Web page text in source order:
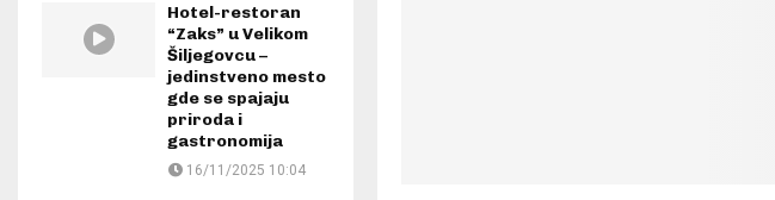
Hotel-restoran
“Zaks” u Velikom
Šiljegovcu –
jedinstveno mesto
gde se spajaju
priroda i
gastronomija
16/11/2025 10:04